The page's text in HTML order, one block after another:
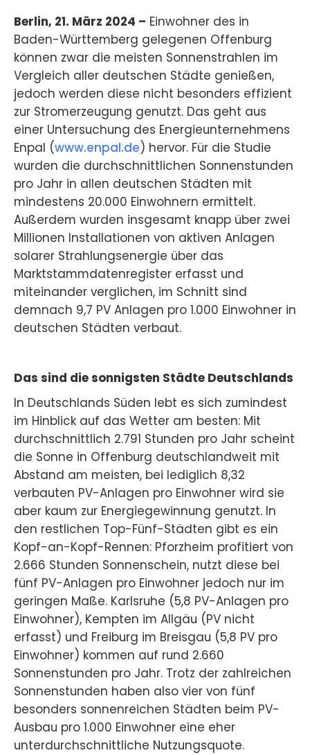
Berlin, 21. März 2024 – Einwohner des in
Baden-Württemberg gelegenen Offenburg
können zwar die meisten Sonnenstrahlen im
Vergleich aller deutschen Städte genießen,
jedoch werden diese nicht besonders effizient
zur Stromerzeugung genutzt. Das geht aus
einer Untersuchung des Energieunternehmens
Enpal (www.enpal.de) hervor. Für die Studie
wurden die durchschnittlichen Sonnenstunden
pro Jahr in allen deutschen Städten mit
mindestens 20.000 Einwohnern ermittelt.
Außerdem wurden insgesamt knapp über zwei
Millionen Installationen von aktiven Anlagen
solarer Strahlungsenergie über das
Marktstammdatenregister erfasst und
miteinander verglichen, im Schnitt sind
demnach 9,7 PV Anlagen pro 1.000 Einwohner in
deutschen Städten verbaut.
Das sind die sonnigsten Städte Deutschlands
In Deutschlands Süden lebt es sich zumindest
im Hinblick auf das Wetter am besten: Mit
durchschnittlich 2.791 Stunden pro Jahr scheint
die Sonne in Offenburg deutschlandweit mit
Abstand am meisten, bei lediglich 8,32
verbauten PV-Anlagen pro Einwohner wird sie
aber kaum zur Energiegewinnung genutzt. In
den restlichen Top-Fünf-Städten gibt es ein
Kopf-an-Kopf-Rennen: Pforzheim profitiert von
2.666 Stunden Sonnenschein, nutzt diese bei
fünf PV-Anlagen pro Einwohner jedoch nur im
geringen Maße. Karlsruhe (5,8 PV-Anlagen pro
Einwohner), Kempten im Allgäu (PV nicht
erfasst) und Freiburg im Breisgau (5,8 PV pro
Einwohner) kommen auf rund 2.660
Sonnenstunden pro Jahr. Trotz der zahlreichen
Sonnenstunden haben also vier von fünf
besonders sonnenreichen Städten beim PV-
Ausbau pro 1.000 Einwohner eine eher
unterdurchschnittliche Nutzungsquote.